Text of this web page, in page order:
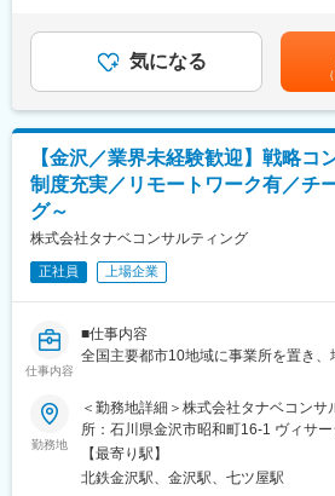
いただきます。
クライアントの現状把握から課題発見
果報告までを一貫して行い、企業の成
■業務詳細：
・プロジェクトメンバー選定やスケジ
・クライアントとのコミュニケーショ
・報告会の設定、報告書作成
アント7割）
経験豊富なコンサルタントと若手社員
り、アットホームな雰囲気で協力しな
■働く環境：
手当＞有＜給与補足＞■賞与：会社業
ある賃金はあくまでも目安の金額であ
可能性があります。月給(月額)は固定
気になる
【金沢／業界未経験歓迎】戦略コ
制度充実／リモートワーク有／チ
グ～
株式会社タナベコンサルティング
正社員 上場企業
仕事内容
■仕事内容
全国主要都市10地域に事業所を置き
て最適なビジネスモデル改革を支援し
せるパーパス経営の確立から、成長戦
ョン・中期経営計画の策定、実行具体
や新規事業開発など経営に必要不可欠
します。【変更の範囲：会社の定める
勤務地
＜勤務地詳細＞株式会社タナベコン
所：石川県金沢市昭和町16-1 ヴィサ
線／金沢駅受動喫煙対策：敷地内全面
【最寄り駅】
北鉄金沢駅、金沢駅、七ツ屋駅